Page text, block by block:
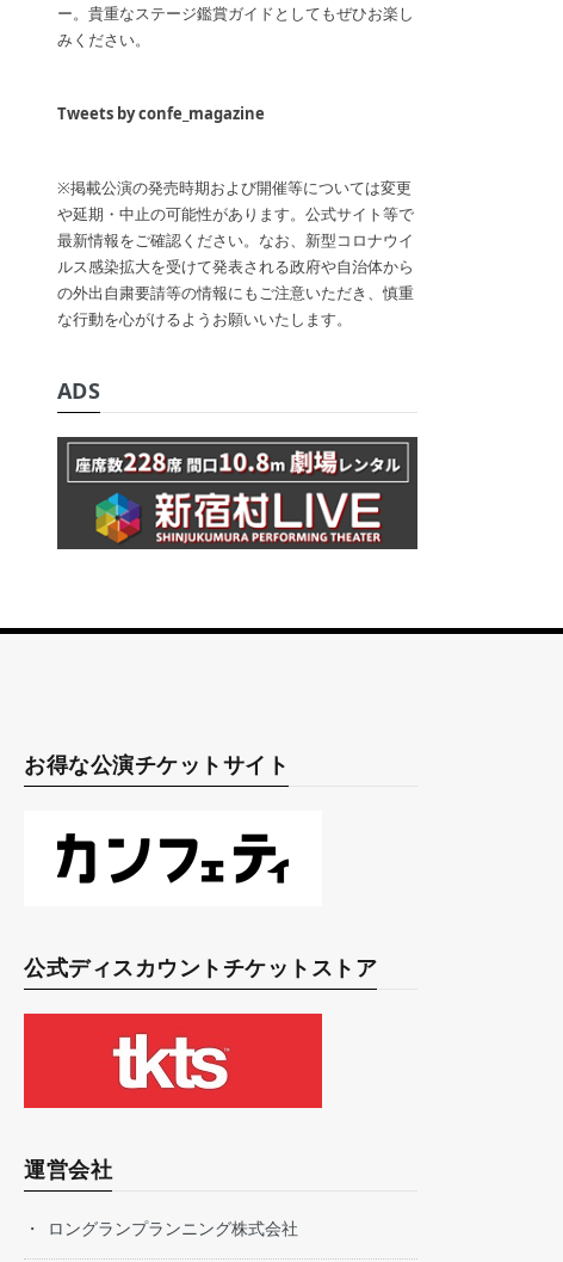
ー。貴重なステージ鑑賞ガイドとしてもぜひお楽し
みください。
Tweets by confe_magazine
※掲載公演の発売時期および開催等については変更
や延期・中止の可能性があります。公式サイト等で
最新情報をご確認ください。なお、新型コロナウイ
ルス感染拡大を受けて発表される政府や自治体から
の外出自粛要請等の情報にもご注意いただき、慎重
な行動を心がけるようお願いいたします。
ADS
お得な公演チケットサイト
公式ディスカウントチケットストア
運営会社
ロングランプランニング株式会社